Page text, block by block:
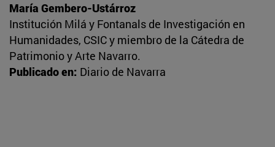
María Gembero-Ustárroz
Institución Milá y Fontanals de Investigación en
Humanidades, CSIC y miembro de la Cátedra de
Patrimonio y Arte Navarro.
Publicado en: Diario de Navarra